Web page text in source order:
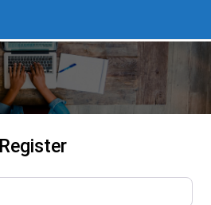
Register